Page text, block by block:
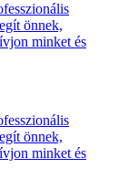
önnek,
minket és
önnek,
minket és